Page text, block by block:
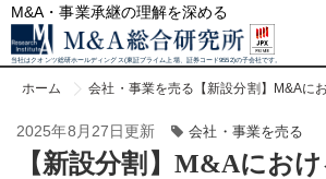
M&A・事業承継の理解を深める
当社はクオンツ総研ホールディングス(東証プライム上場、証券コード9552)の子会社です。
ホーム 会社・事業を売る 【新設分割】M&A
2025年8月27日更新 会社・事業を売る
【新設分割】M&Aにお